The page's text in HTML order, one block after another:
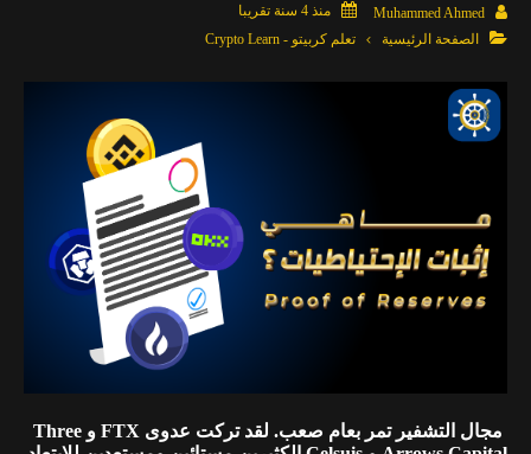

Muhammed Ahmed

منذ 4 سنة تقريبا

الصفحة الرئيسية تعلم كربيتو - Crypto Learn
مجال التشفير تمر بعام صعب. لقد تركت عدوى FTX و Three